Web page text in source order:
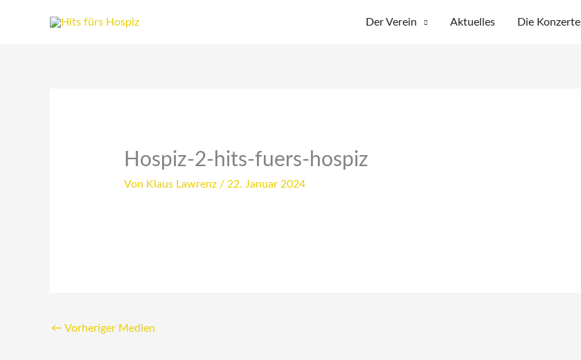
Der Verein Aktuelles Die Konzerte
Hospiz-2-hits-fuers-hospiz
Von Klaus Lawrenz / 22. Januar 2024
← Vorheriger Medien